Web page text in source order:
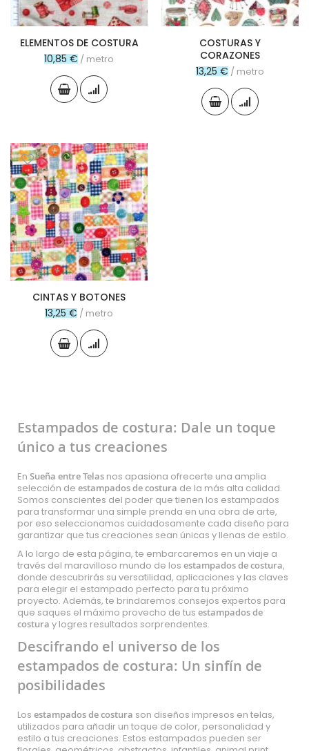
ELEMENTOS DE COSTURA
10,85 € / metro
COSTURAS Y
CORAZONES
13,25 € / metro
CINTAS Y BOTONES
13,25 € / metro
Estampados de costura: Dale un toque
único a tus creaciones
En Sueña entre Telas nos apasiona ofrecerte una amplia
selección de estampados de costura de la más alta calidad.
Somos conscientes del poder que tienen los estampados
para transformar una simple prenda en una obra de arte,
por eso seleccionamos cuidadosamente cada diseño para
garantizar que tus creaciones sean únicas y llenas de estilo.
A lo largo de esta página, te embarcaremos en un viaje a
través del maravilloso mundo de los estampados de costura,
donde descubrirás su versatilidad, aplicaciones y las claves
para elegir el estampado perfecto para tu próximo
proyecto. Además, te brindaremos consejos expertos para
que saques el máximo provecho de tus estampados de
costura y logres resultados sorprendentes.
Descifrando el universo de los
estampados de costura: Un sinfín de
posibilidades
Los estampados de costura son diseños impresos en telas,
utilizados para añadir un toque de color, personalidad y
estilo a tus creaciones. Estos estampados pueden ser